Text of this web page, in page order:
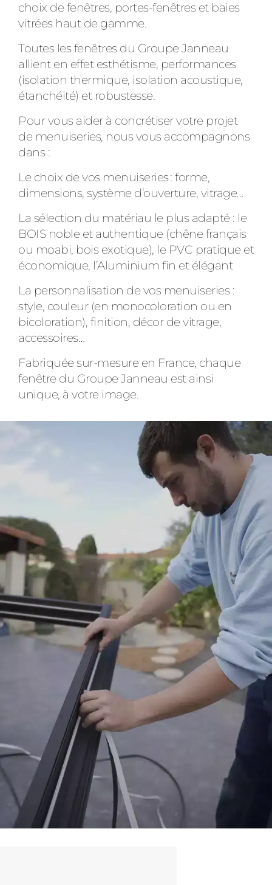
choix de fenêtres, portes-fenêtres et baies
vitrées haut de gamme.
Toutes les fenêtres du Groupe Janneau
allient en effet esthétisme, performances
(isolation thermique, isolation acoustique,
étanchéité) et robustesse.
Pour vous aider à concrétiser votre projet
de menuiseries, nous vous accompagnons
dans :
Le choix de vos menuiseries : forme,
dimensions, système d’ouverture, vitrage…
La sélection du matériau le plus adapté : le
BOIS noble et authentique (chêne français
ou moabi, bois exotique), le PVC pratique et
économique, l’Aluminium fin et élégant
La personnalisation de vos menuiseries :
style, couleur (en monocoloration ou en
bicoloration), finition, décor de vitrage,
accessoires…
Fabriquée sur-mesure en France, chaque
fenêtre du Groupe Janneau est ainsi
unique, à votre image.